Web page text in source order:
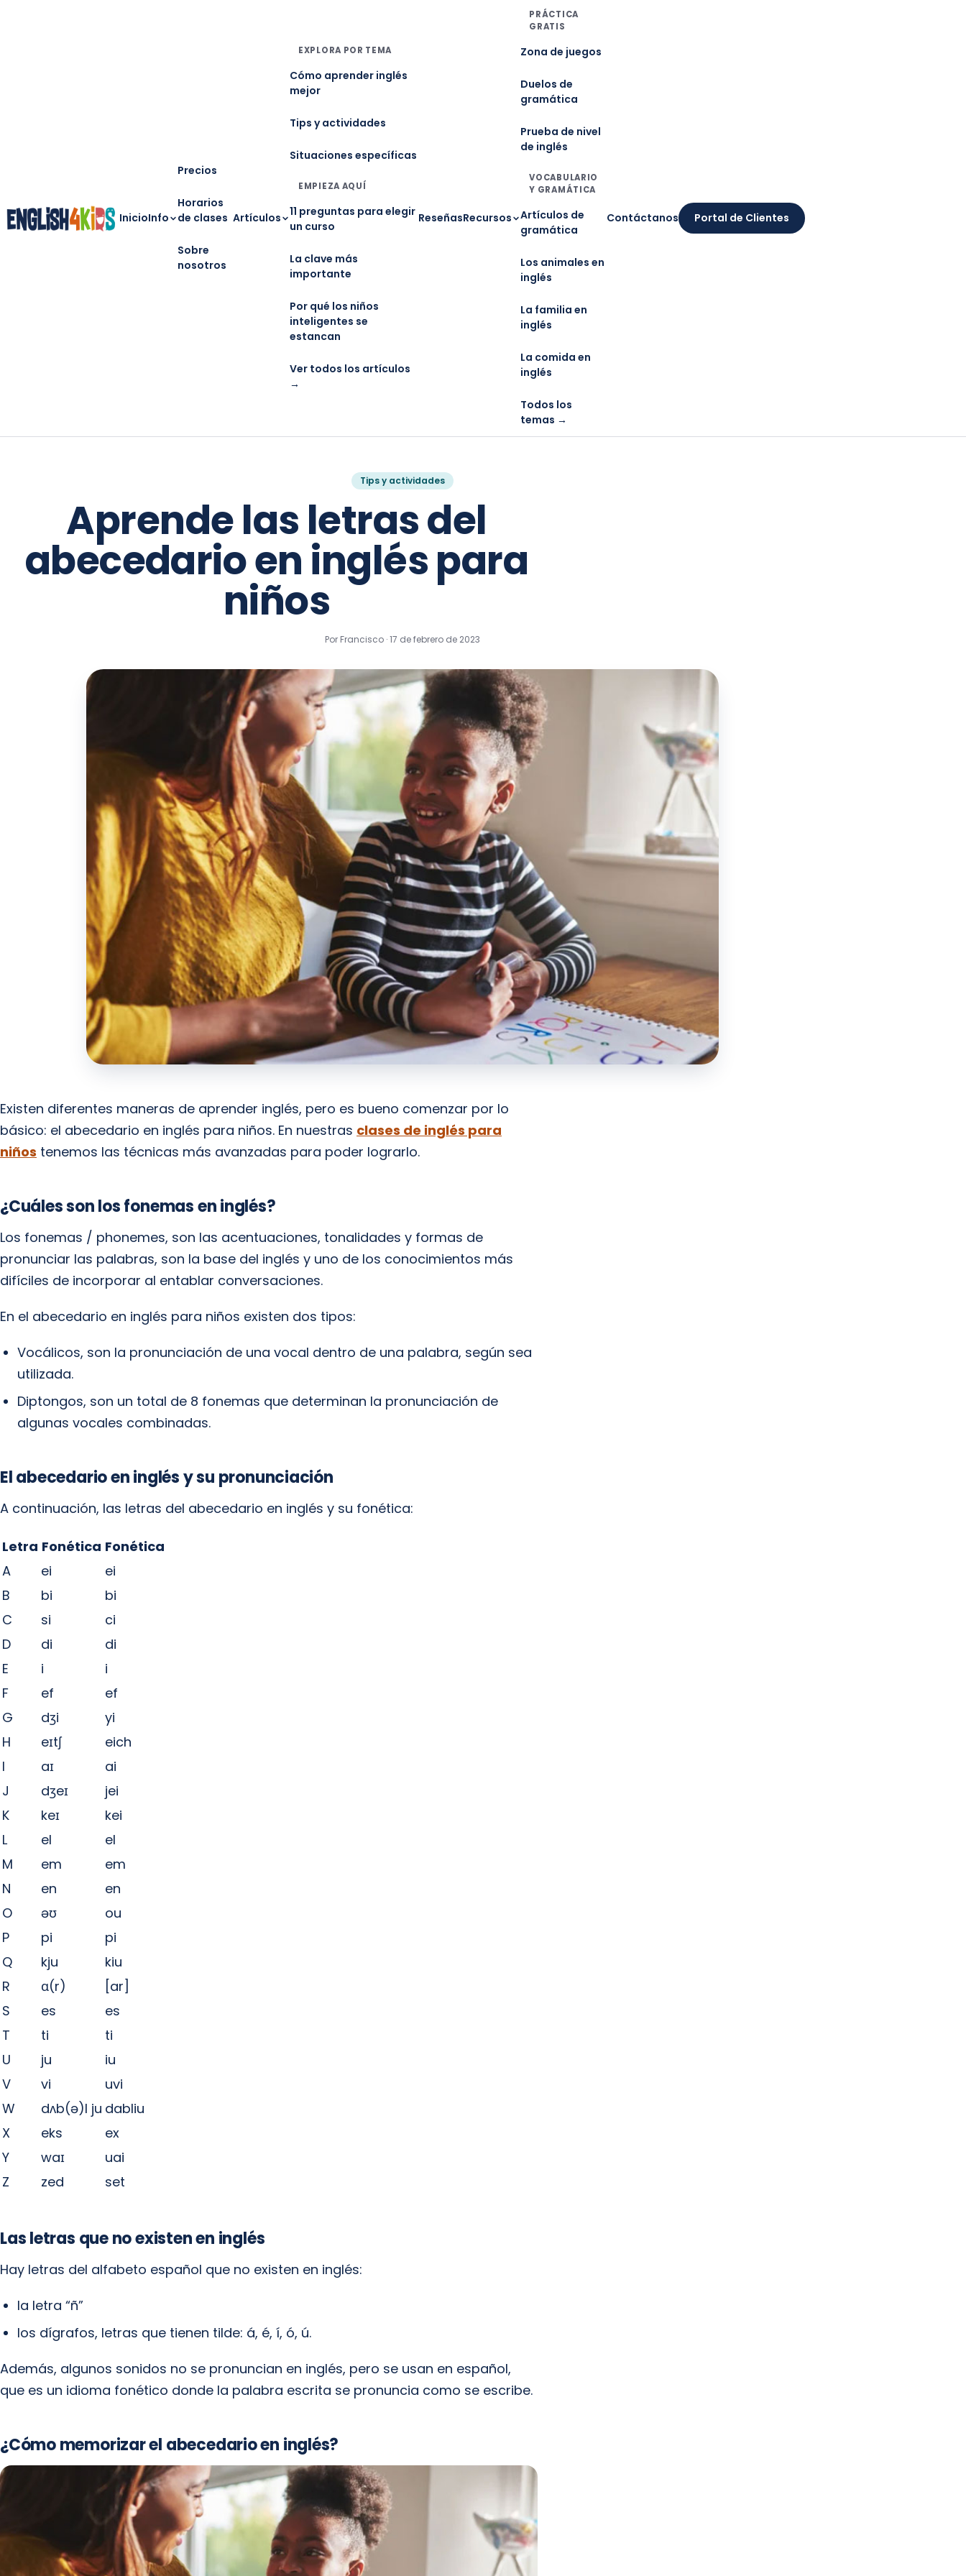
InicioInfo
Precios
Horarios
de clases
Sobre
nosotros
Artículos
EXPLORA POR TEMA
Cómo aprender inglés
mejor
Tips y actividades
Situaciones específicas
EMPIEZA AQUÍ
11 preguntas para elegir
un curso
La clave más
importante
Por qué los niños
inteligentes se
estancan
Ver todos los artículos
→
ReseñasRecursos
PRÁCTICA
GRATIS
Zona de juegos
Duelos de
gramática
Prueba de nivel
de inglés
VOCABULARIO
Y GRAMÁTICA
Artículos de
gramática
Los animales en
inglés
La familia en
inglés
La comida en
inglés
Todos los
temas →
Contáctanos Portal de Clientes
Tips y actividades
Aprende las letras del
abecedario en inglés para
niños
Por Francisco ·17 de febrero de 2023
Existen diferentes maneras de aprender inglés, pero es bueno comenzar por lo
básico: el abecedario en inglés para niños. En nuestras clases de inglés para
niños tenemos las técnicas más avanzadas para poder lograrlo.
¿Cuáles son los fonemas en inglés?
Los fonemas / phonemes, son las acentuaciones, tonalidades y formas de
pronunciar las palabras, son la base del inglés y uno de los conocimientos más
difíciles de incorporar al entablar conversaciones.
En el abecedario en inglés para niños existen dos tipos:
Vocálicos, son la pronunciación de una vocal dentro de una palabra, según sea
utilizada.
Diptongos, son un total de 8 fonemas que determinan la pronunciación de
algunas vocales combinadas.
El abecedario en inglés y su pronunciación
A continuación, las letras del abecedario en inglés y su fonética:
Letra Fonética Fonética
A
ei
ei
B
bi
bi
C
si
ci
D
di
di
E
i
i
F
ef
ef
G
dʒi
yi
H
eɪtʃ
eich
I
aɪ
ai
J
dʒeɪ
jei
K
keɪ
kei
L
el
el
M
em
em
N
en
en
O
əʊ
ou
P
pi
pi
Q
kju
kiu
R
ɑ(r)
[ar]
S
es
es
T
ti
ti
U
ju
iu
V
vi
uvi
W
dʌb(ə)l ju dabliu
X
eks
ex
Y
waɪ
uai
Z
zed set
Las letras que no existen en inglés
Hay letras del alfabeto español que no existen en inglés:
la letra “ñ”
los dígrafos, letras que tienen tilde: á, é, í, ó, ú.
Además, algunos sonidos no se pronuncian en inglés, pero se usan en español,
que es un idioma fonético donde la palabra escrita se pronuncia como se escribe.
¿Cómo memorizar el abecedario en inglés?